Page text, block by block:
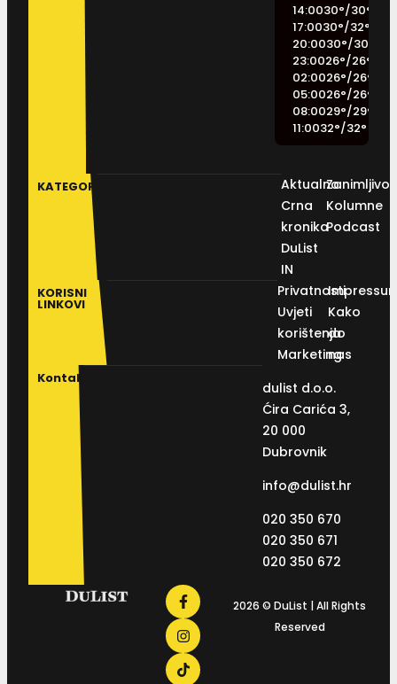
14:0030°/30°
17:0030°/32°
20:0030°/30
23:0026°/26°
02:0026°/26°
05:0026°/26°
08:0029°/29°
11:0032°/32°
KATEGORIJE
Aktualno
Crna
kronika
DuList
IN
Kolumne
Podcast
KORISNI
LINKOVI
Privatnosti
Uvjeti
korištenja
Marketing
Kako
do
nas
Kontakt
dulist d.o.o.
Ćira Carića 3,
20 000
Dubrovnik
info@dulist.hr
020 350 670
020 350 671
020 350 672
2026 © DuList | All Rights
Reserved